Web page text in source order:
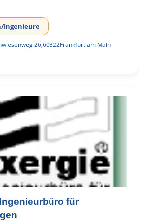
Ingenieure
26,60322Frankfurt am Main
für